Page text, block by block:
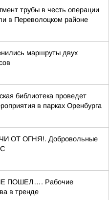
трубы в честь операции
в Переволоцком районе
маршруты двух
библиотека проведет
в парках Оренбурга
ОТ ОГНЯ!. Добровольные
ПОШЕЛ…. Рабочие
в тренде